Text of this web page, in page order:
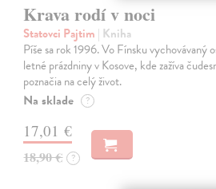
Krava rodí v noci
Statovci Pajtim | Kniha
Píše sa rok 1996. Vo Fínsku vychovávaný
letné prázdniny v Kosove, kde zažíva
poznačia na celý život.
Na sklade ?
17,01 €
18,90 € ?